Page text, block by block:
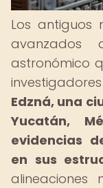
Los antiguos
avanzados
astronómico
Edzná, una
Yucatán,
evidencias
en sus
alineaciones